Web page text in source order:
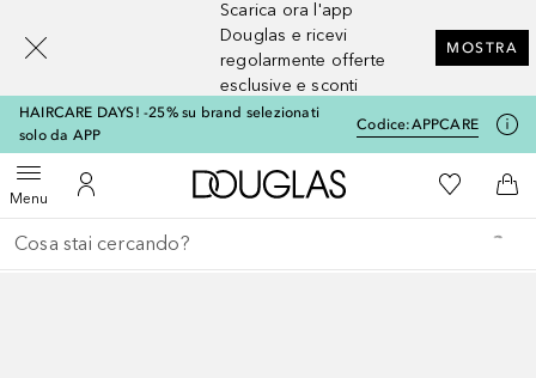
Scarica ora l'app
Douglas e ricevi
regolarmente offerte
esclusive e sconti
MOSTRA
HAIRCARE DAYS! -25% su brand selezionati
solo da APP
Codice:APPCARE
MenuApri menuAl Mio Account
A Douglas HomeAlla Mia
Al
Torna indietro
Esegui ricerca
[navigation.slideout.screenreader]